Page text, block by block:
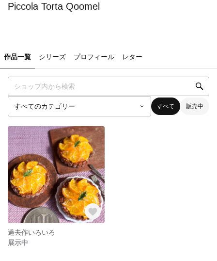
Piccola Torta Qoomel
作品一覧 シリーズ プロフィール レター
すべて 販売中
過去作いろいろ
展示中